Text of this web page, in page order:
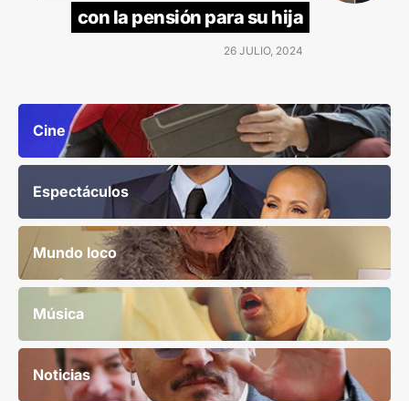
con la pensión para su hija
26 JULIO, 2024
Cine
Espectáculos
Mundo loco
Música
Noticias